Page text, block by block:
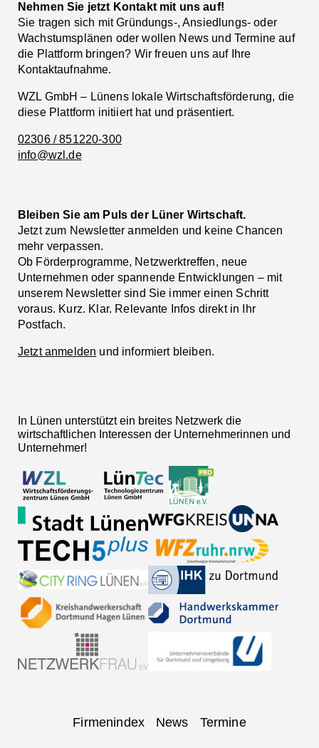
Nehmen Sie jetzt Kontakt mit uns auf!
Sie tragen sich mit Gründungs-, Ansiedlungs- oder
Wachstumsplänen oder wollen News und Termine auf
die Plattform bringen? Wir freuen uns auf Ihre
Kontaktaufnahme.
WZL GmbH – Lünens lokale Wirtschaftsförderung, die
diese Plattform initiiert hat und präsentiert.
02306 / 851220-300
info@wzl.de
Bleiben Sie am Puls der Lüner Wirtschaft.
Jetzt zum Newsletter anmelden und keine Chancen
mehr verpassen.
Ob Förderprogramme, Netzwerktreffen, neue
Unternehmen oder spannende Entwicklungen – mit
unserem Newsletter sind Sie immer einen Schritt
voraus. Kurz. Klar. Relevante Infos direkt in Ihr
Postfach.
Jetzt anmelden und informiert bleiben.
In Lünen unterstützt ein breites Netzwerk die
wirtschaftlichen Interessen der Unternehmerinnen und
Unternehmer!
Firmenindex News Termine